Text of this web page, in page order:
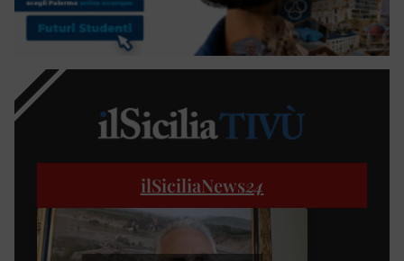
ilSiciliaNews24